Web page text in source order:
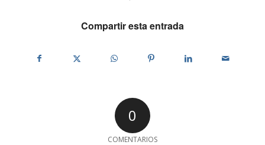
Compartir esta entrada
0
COMENTARIOS